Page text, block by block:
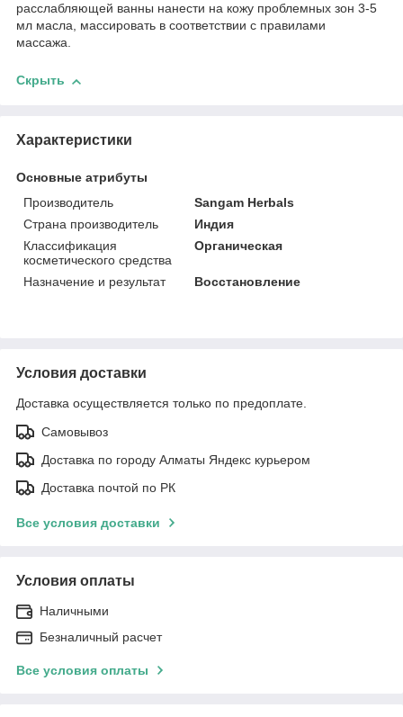
расслабляющей ванны нанести на кожу проблемных зон 3-5
мл масла, массировать в соответствии с правилами
массажа.
Скрыть
Характеристики
Основные атрибуты
Производитель
Sangam Herbals
Страна производитель
Индия
Классификация
косметического средства
Органическая
Назначение и результат Восстановление
Условия доставки
Доставка осуществляется только по предоплате.
Самовывоз
Доставка по городу Алматы Яндекс курьером
Доставка почтой по РК
Все условия доставки
Условия оплаты
Наличными
Безналичный расчет
Все условия оплаты